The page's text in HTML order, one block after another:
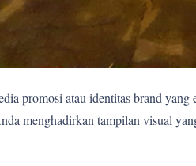
promosi atau identitas brand yang
menghadirkan tampilan visual